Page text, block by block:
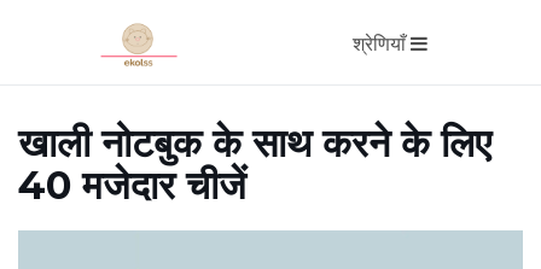
श्रेणियाँ
खाली नोटबुक के साथ करने के लिए
40 मजेदार चीजें